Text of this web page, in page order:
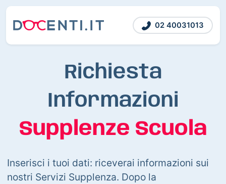
02 40031013
Richiesta
Informazioni
Supplenze Scuola
Inserisci i tuoi dati: riceverai informazioni sui
nostri Servizi Supplenza. Dopo la